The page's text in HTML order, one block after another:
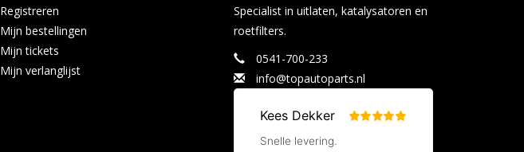
Registreren
Mijn bestellingen
Mijn tickets
Mijn verlanglijst
Specialist in uitlaten, katalysatoren en
roetfilters.
0541-700-233
info@topautoparts.nl